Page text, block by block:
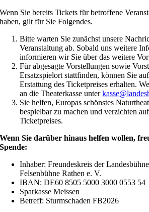
Wenn Sie bereits Tickets für betroffene
haben, gilt für Sie Folgendes.
Bitte warten Sie zunächst unsere
Veranstaltung ab. Sobald uns weitere
informieren wir Sie über das weitere
Für abgesagte Vorstellungen sowie
Ersatzspielort stattfinden, können Sie
Erstattung des Ticketpreises erhalten.
an die Theaterkasse unter
Sie helfen, Europas schönstes
bespielbar zu machen und verzichten
Ticketpreises.
Wenn Sie darüber hinaus helfen wollen,
Spende:
Inhaber: Freundeskreis der
Felsenbühne Rathen e. V.
IBAN: DE60 8505 5000 3000 0553 54
Sparkasse Meissen
Betreff: Sturmschaden FB2026